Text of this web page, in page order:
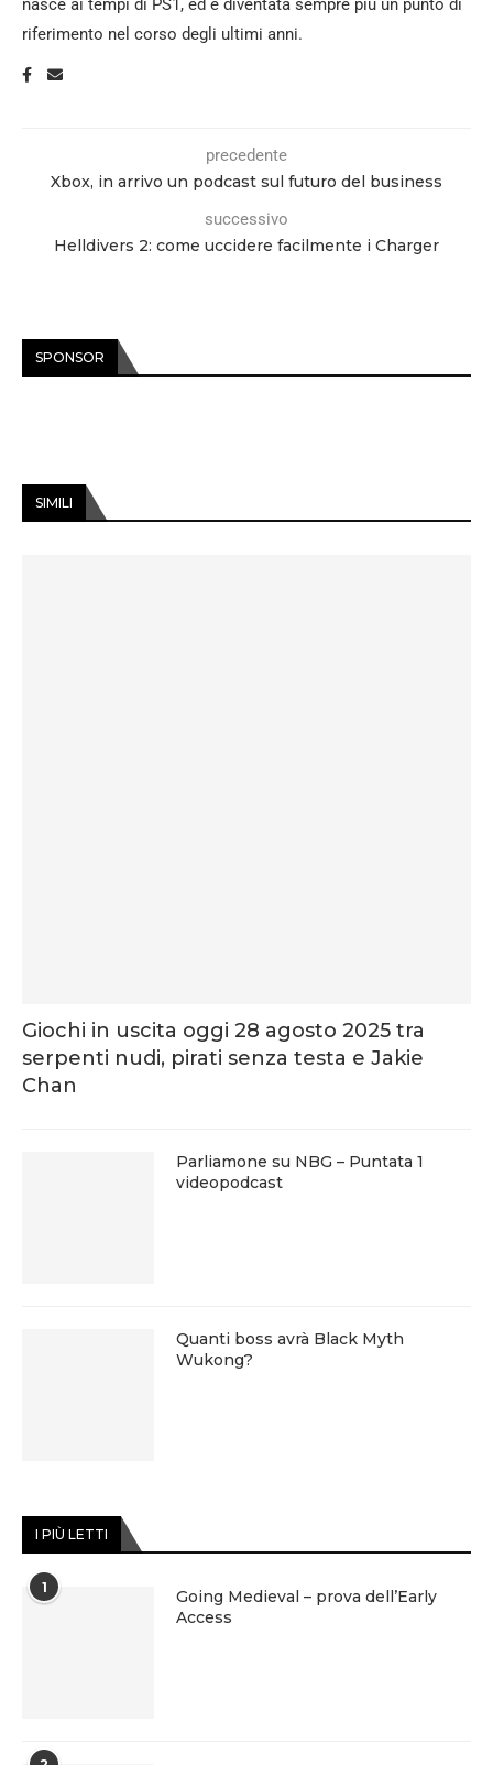
nasce ai tempi di PS1, ed è diventata sempre più un punto di
riferimento nel corso degli ultimi anni.
precedente
Xbox, in arrivo un podcast sul futuro del business
successivo
Helldivers 2: come uccidere facilmente i Charger
SPONSOR
SIMILI
Giochi in uscita oggi 28 agosto 2025 tra
serpenti nudi, pirati senza testa e Jakie
Chan
Parliamone su NBG – Puntata 1
videopodcast
Quanti boss avrà Black Myth
Wukong?
I PIÙ LETTI
1
Going Medieval – prova dell’Early
Access